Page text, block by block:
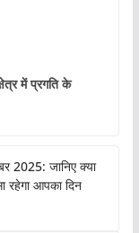
में प्रगति के
2025: जानिए क्या
रहेगा आपका दिन